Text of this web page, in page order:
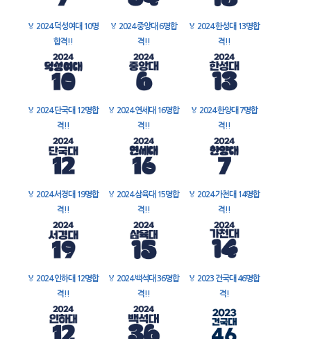
🏅 2024 덕성여대 10명
합격!!
🏅 2024 중앙대 6명합
격!!
🏅 2024 한성대 13명합
격!!
🏅 2024 단국대 12명합
격!!
🏅 2024 연세대 16명합
격!!
🏅 2024 한양대 7명합
격!!
🏅 2024 서경대 19명합
격!!
🏅 2024 삼육대 15명합
격!!
🏅 2024 가천대 14명합
격!!
🏅 2024 인하대 12명합
격!!
🏅 2024 백석대 36명합
격!!
🏅 2023 건국대 46명합
격!